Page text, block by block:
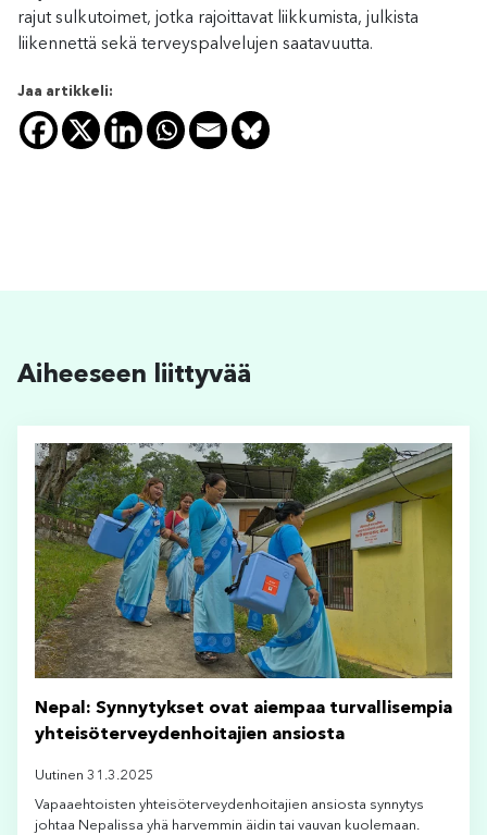
rajut sulkutoimet, jotka rajoittavat liikkumista, julkista
liikennettä sekä terveyspalvelujen saatavuutta.
Jaa artikkeli:
Aiheeseen liittyvää
Nepal: Synnytykset ovat aiempaa turvallisempia
yhteisöterveydenhoitajien ansiosta
Uutinen 31.3.2025
Vapaaehtoisten yhteisöterveydenhoitajien ansiosta synnytys
johtaa Nepalissa yhä harvemmin äidin tai vauvan kuolemaan.